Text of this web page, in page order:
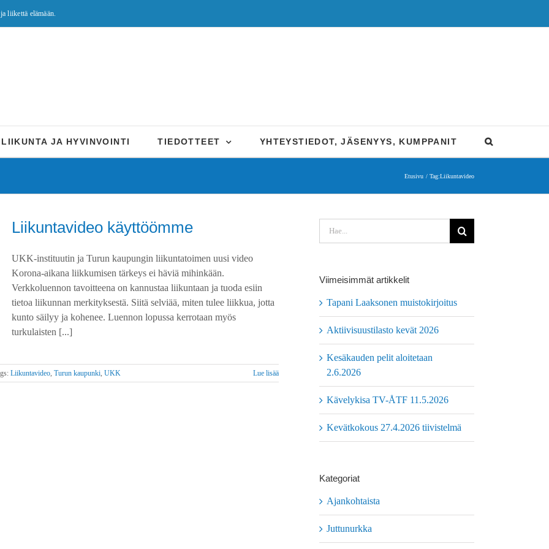
liikettä elämään.
LIIKUNTA JA HYVINVOINTI TIEDOTTEET YHTEYSTIEDOT, JÄSENYYS, KUMPPANIT
Etusivu Tag:Liikuntavideo
Liikuntavideo käyttöömme
UKK-instituutin ja Turun kaupungin liikuntatoimen uusi video
Korona-aikana liikkumisen tärkeys ei häviä mihinkään.
Verkkoluennon tavoitteena on kannustaa liikuntaan ja tuoda esiin
tietoa liikunnan merkityksestä. Siitä selviää, miten tulee liikkua, jotta
kunto säilyy ja kohenee. Luennon lopussa kerrotaan myös
turkulaisten [...]
Liikuntavideo, Turun kaupunki, UKK Lue lisää
Viimeisimmät artikkelit
Tapani Laaksonen muistokirjoitus
Aktiivisuustilasto kevät 2026
Kesäkauden pelit aloitetaan
2.6.2026
Kävelykisa TV-ÅTF 11.5.2026
Kevätkokous 27.4.2026 tiivistelmä
Kategoriat
Ajankohtaista
Juttunurkka